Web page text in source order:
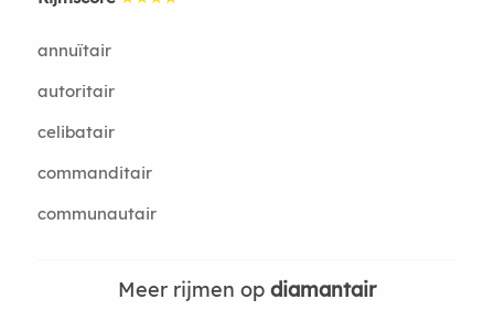
annuïtair
autoritair
celibatair
commanditair
communautair
Meer rijmen op diamantair